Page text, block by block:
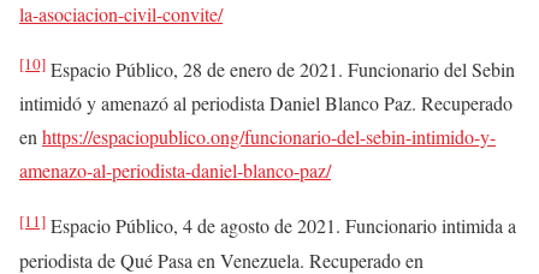
la-asociacion-civil-convite/
[10] Espacio Público, 28 de enero de 2021. Funcionario del Sebin
intimidó y amenazó al periodista Daniel Blanco Paz. Recuperado
enhttps://espaciopublico.ong/funcionario-del-sebin-intimido-y-
amenazo-al-periodista-daniel-blanco-paz/
[11] Espacio Público, 4 de agosto de 2021. Funcionario intimida a
periodista de Qué Pasa en Venezuela. Recuperado en